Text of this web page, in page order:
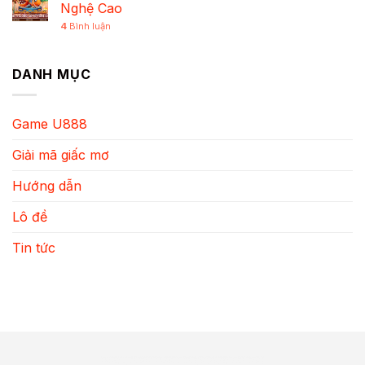
Nghệ Cao
4 Bình luận
DANH MỤC
Game U888
Giải mã giấc mơ
Hướng dẫn
Lô đề
Tin tức